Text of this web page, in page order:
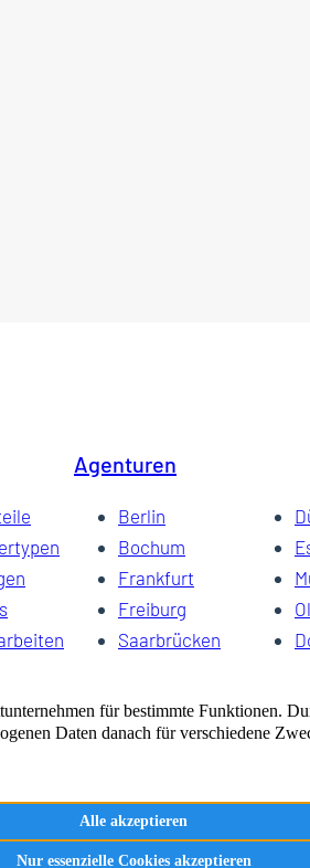
Agenturen
Berlin
Bochum
Frankfurt
Freiburg
Saarbrücken
Wuppertal